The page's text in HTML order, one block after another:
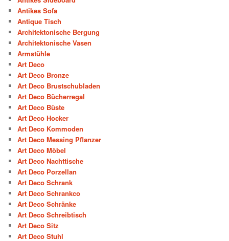
Antikes Sofa
Antique Tisch
Architektonische Bergung
Architektonische Vasen
Armstühle
Art Deco
Art Deco Bronze
Art Deco Brustschubladen
Art Deco Bücherregal
Art Deco Büste
Art Deco Hocker
Art Deco Kommoden
Art Deco Messing Pflanzer
Art Deco Möbel
Art Deco Nachttische
Art Deco Porzellan
Art Deco Schrank
Art Deco Schrankco
Art Deco Schränke
Art Deco Schreibtisch
Art Deco Sitz
Art Deco Stuhl